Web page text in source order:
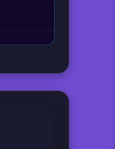
Hemos viajado verdaderamente en el tiempo ?